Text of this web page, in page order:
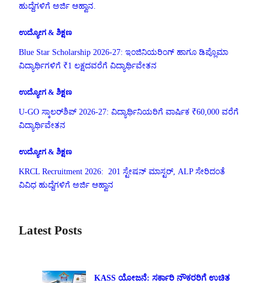
ಹುದ್ದೆಗಳಿಗೆ ಅರ್ಜಿ ಆಹ್ವಾನ.
ಉದ್ಯೋಗ & ಶಿಕ್ಷಣ
Blue Star Scholarship 2026-27: ಇಂಜಿನಿಯರಿಂಗ್ ಹಾಗೂ ಡಿಪ್ಲೊಮಾ
ವಿದ್ಯಾರ್ಥಿಗಳಿಗೆ ₹1 ಲಕ್ಷದವರೆಗೆ ವಿದ್ಯಾರ್ಥಿವೇತನ
ಉದ್ಯೋಗ & ಶಿಕ್ಷಣ
U-GO ಸ್ಕಾಲರ್‌ಶಿಪ್ 2026-27: ವಿದ್ಯಾರ್ಥಿನಿಯರಿಗೆ ವಾರ್ಷಿಕ ₹60,000 ವರೆಗೆ
ವಿದ್ಯಾರ್ಥಿವೇತನ
ಉದ್ಯೋಗ & ಶಿಕ್ಷಣ
KRCL Recruitment 2026: 201 ಸ್ಟೇಷನ್ ಮಾಸ್ಟರ್, ALP ಸೇರಿದಂತೆ
ವಿವಿಧ ಹುದ್ದೆಗಳಿಗೆ ಅರ್ಜಿ ಆಹ್ವಾನ
Latest Posts
KASS ಯೋಜನೆ: ಸರ್ಕಾರಿ ನೌಕರರಿಗೆ ಉಚಿತ